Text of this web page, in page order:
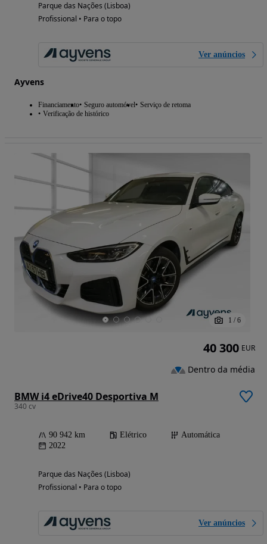
Parque das Nações (Lisboa)
Profissional • Para o topo
Ver anúncios
Ayvens
Financiamento Seguro automóvel Serviço de retoma
Verificação de histórico
1 / 6
BMW i4 eDrive40 Desportiva M
340 cv
90 942 km Elétrico
Automática
2022
Parque das Nações (Lisboa)
Profissional • Para o topo
Ver anúncios
40 300 EUR
Dentro da média